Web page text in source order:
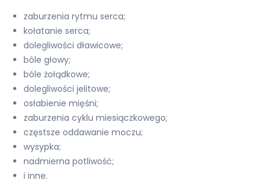
zaburzenia rytmu serca;
kołatanie serca;
dolegliwości dławicowe;
bóle głowy;
bóle żołądkowe;
dolegliwości jelitowe;
osłabienie mięśni;
zaburzenia cyklu miesiączkowego;
częstsze oddawanie moczu;
wysypka;
nadmierna potliwość;
i inne.